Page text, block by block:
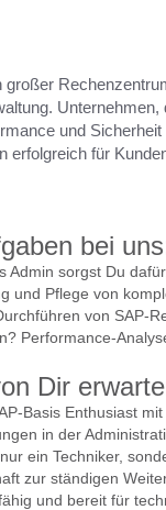
großer
und
erfolgreich für
bei
Admin sorgst Du
und Pflege von
von SAP-
Performance-
Dir
Basis Enthusiast
in der
ein Techniker,
zur ständigen
und bereit für